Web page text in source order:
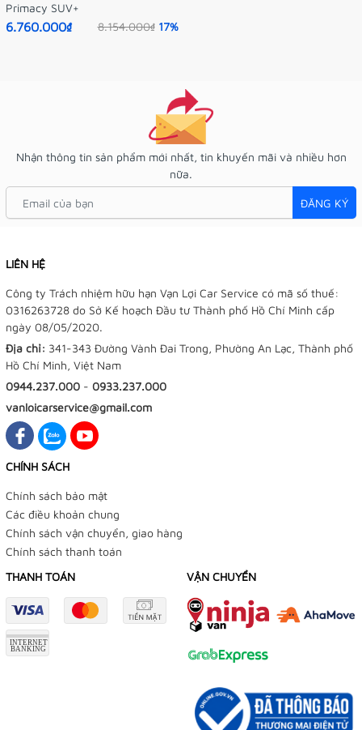
Primacy SUV+
6.760.000₫ 8.154.000₫ 17%
Nhận thông tin sản phẩm mới nhất, tin khuyến mãi và nhiều hơn
nữa.
ĐĂNG KÝ
LIÊN HỆ
Công ty Trách nhiệm hữu hạn Vạn Lợi Car Service có mã số thuế:
0316263728 do Sở Kế hoạch Đầu tư Thành phố Hồ Chí Minh cấp
ngày 08/05/2020.
Địa chỉ: 341-343 Đường Vành Đai Trong, Phường An Lạc, Thành phố
Hồ Chí Minh, Việt Nam
0944.237.000 - 0933.237.000
vanloicarservice@gmail.com
CHÍNH SÁCH
Chính sách bảo mật
Các điều khoản chung
Chính sách vận chuyển, giao hàng
Chính sách thanh toán
THANH TOÁN
VẬN CHUYỂN